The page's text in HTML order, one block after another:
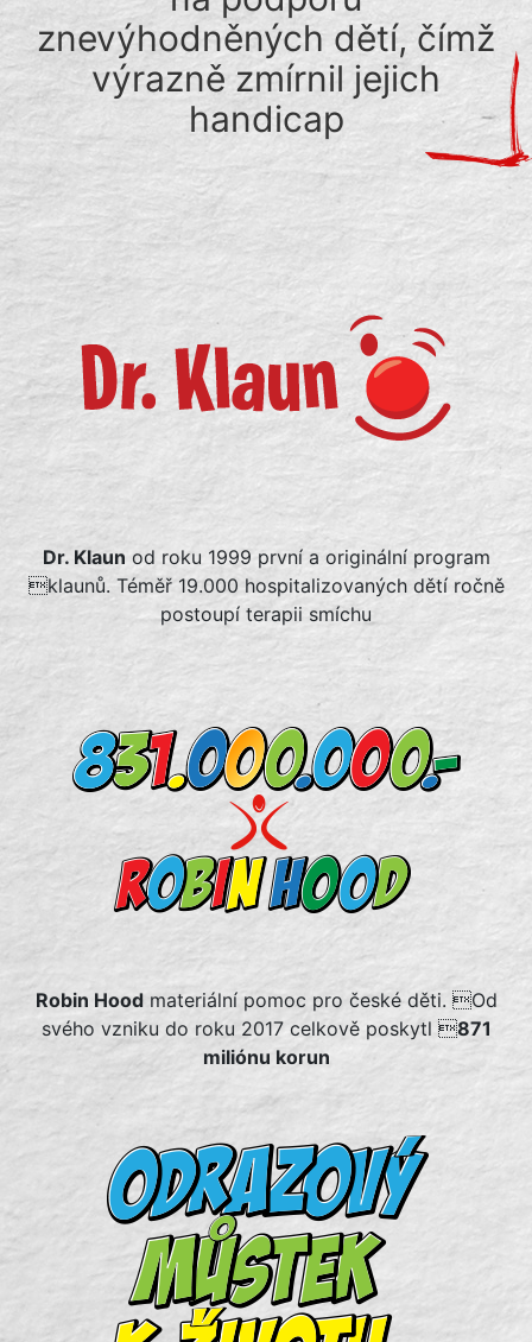
znevýhodněných dětí, čímž
výrazně zmírnil jejich
handicap
Dr. Klaun od roku 1999 první a originální program
klaunů. Téměř 19.000 hospitalizovaných dětí ročně
postoupí terapii smíchu
Robin Hoodmateriální pomoc pro české děti. Od
svého vzniku do roku 2017 celkově poskytl 871
miliónu korun